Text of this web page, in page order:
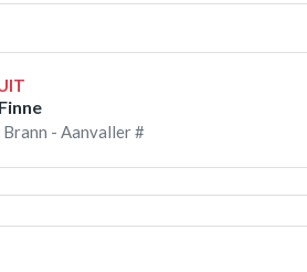
Brann - Aanvaller #